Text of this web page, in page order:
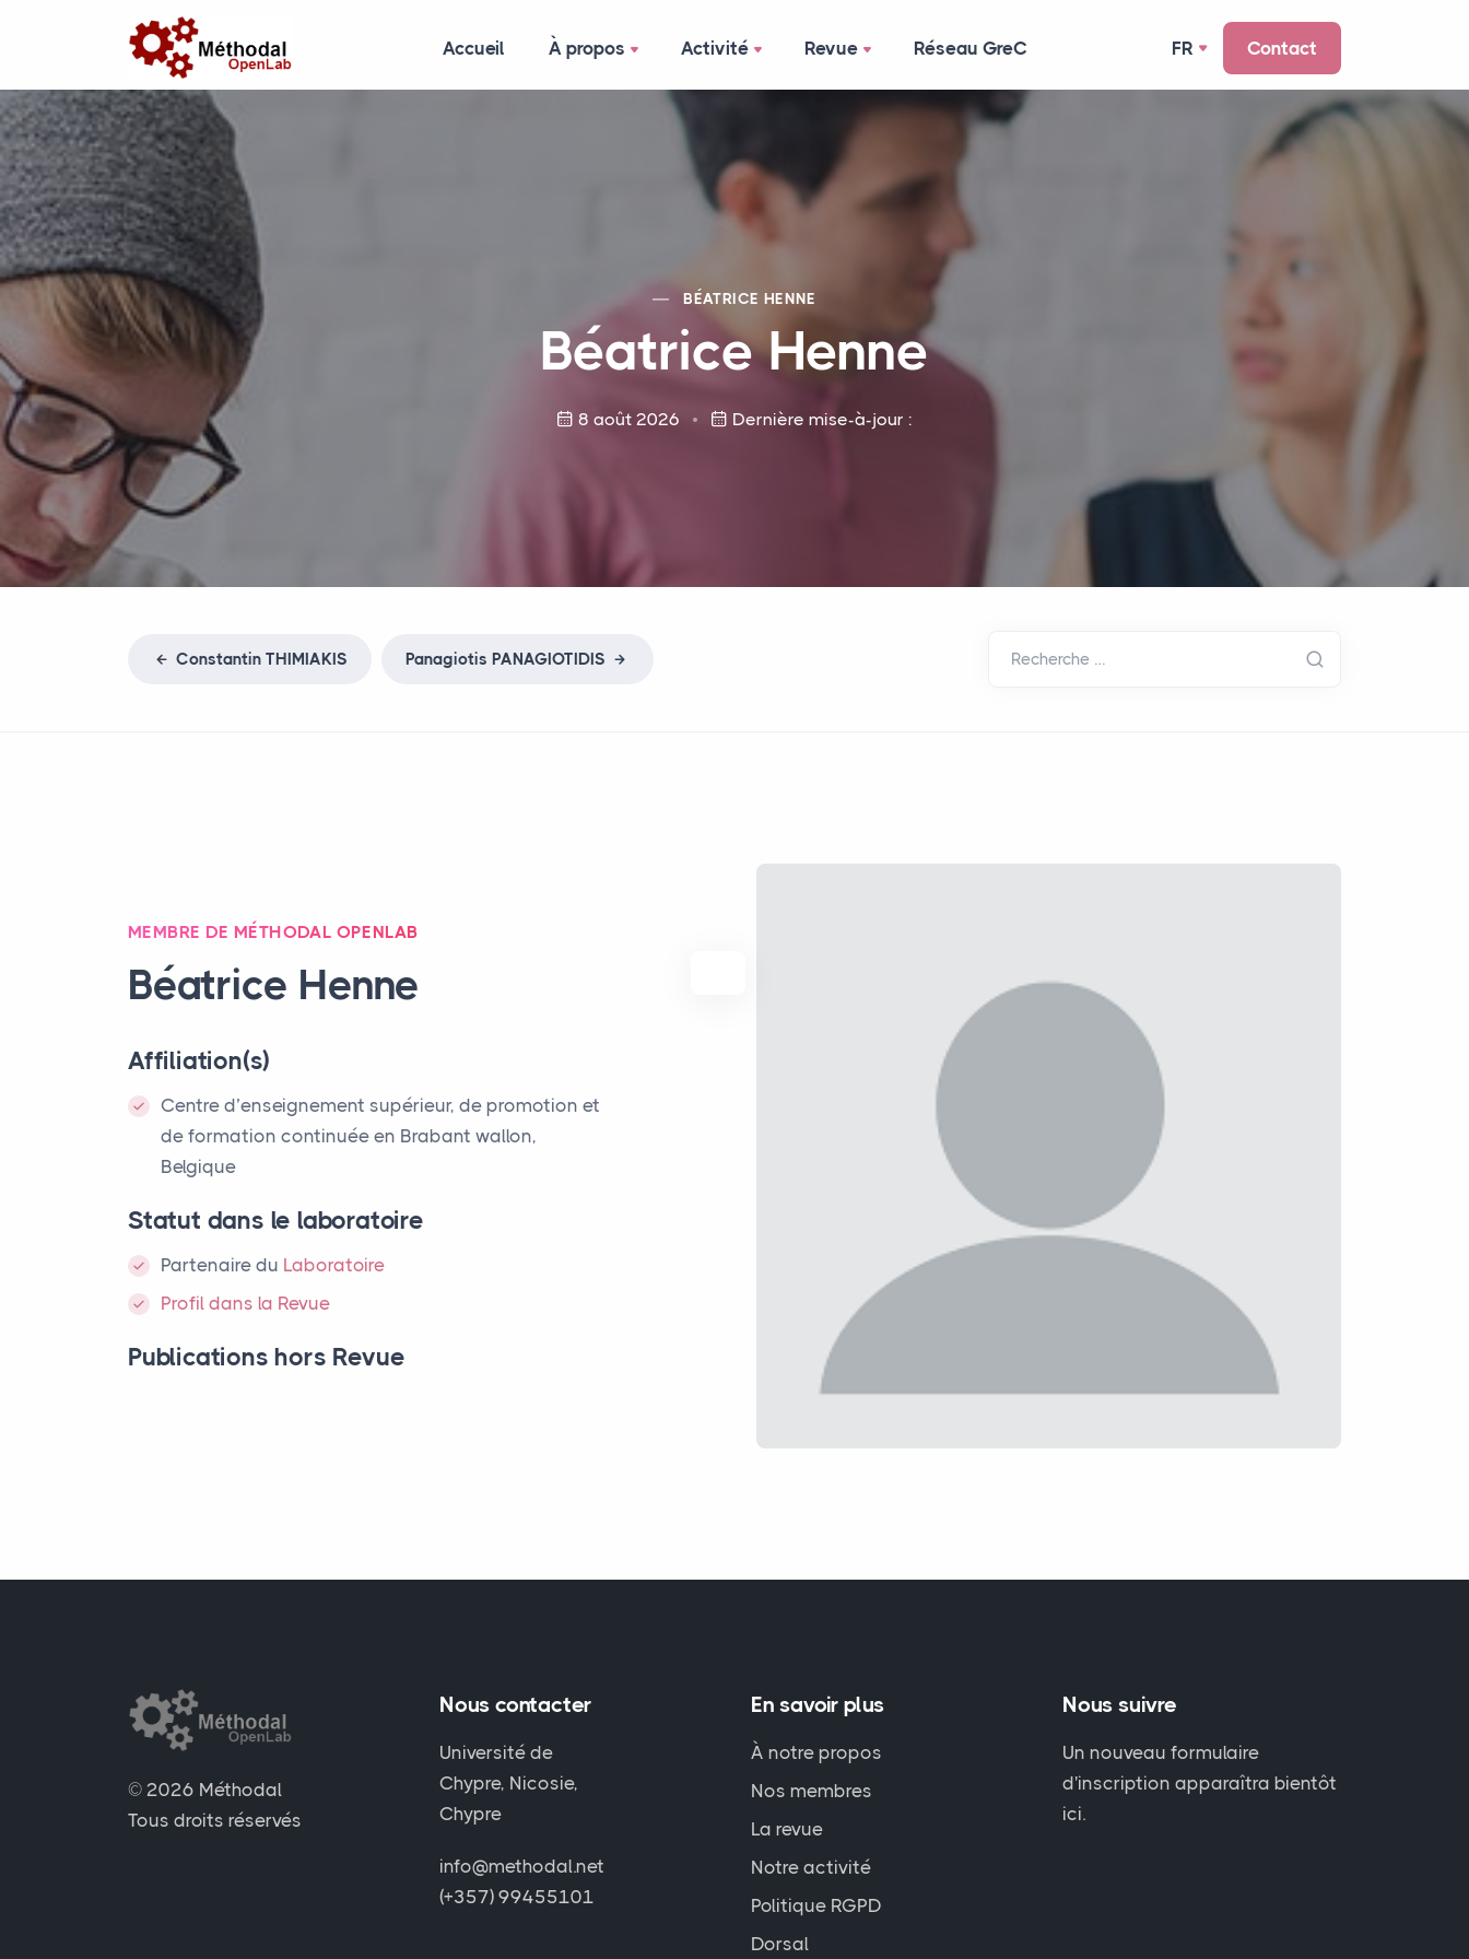
Accueil À propos Activité Revue Réseau GreC FR Contact
BÉATRICE HENNE
Béatrice Henne
8 août 2026 Dernière mise-à-jour :
Constantin THIMIAKIS Panagiotis PANAGIOTIDIS Recherche …
MEMBRE DE MÉTHODAL OPENLAB
Béatrice Henne
Affiliation(s)
Centre d’enseignement supérieur, de promotion et
de formation continuée en Brabant wallon,
Belgique
Statut dans le laboratoire
Partenaire du Laboratoire
Profil dans la Revue
Publications hors Revue
© 2026 Méthodal
Tous droits réservés
Nous contacter
Université de
Chypre, Nicosie,
Chypre
info@methodal.net
(+357) 99455101
En savoir plus
À notre propos
Nos membres
La revue
Notre activité
Politique RGPD
Dorsal
Nous suivre
Un nouveau formulaire
d'inscription apparaîtra bientôt
ici.